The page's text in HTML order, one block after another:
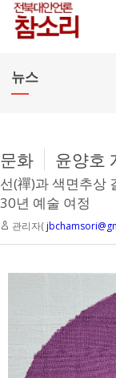
뉴스
문화 윤양호 개인전 《
선(禪)과 색면추상
30년 예술 여정
관리자(